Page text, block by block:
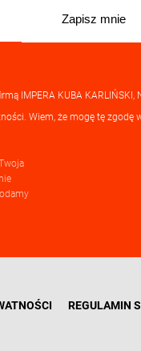
IMPERA KUBA KARLIŃSKI,
. Wiem, że mogę tę zgodę
REGULAMIN